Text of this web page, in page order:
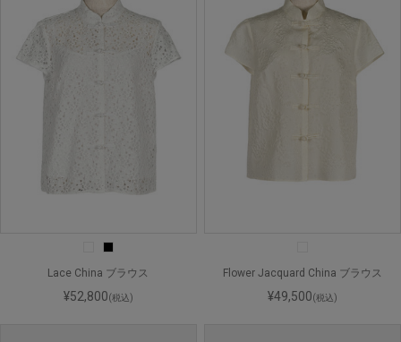
Lace China ブラウス
¥52,800(税込)
Flower Jacquard China ブラウス
¥49,500(税込)